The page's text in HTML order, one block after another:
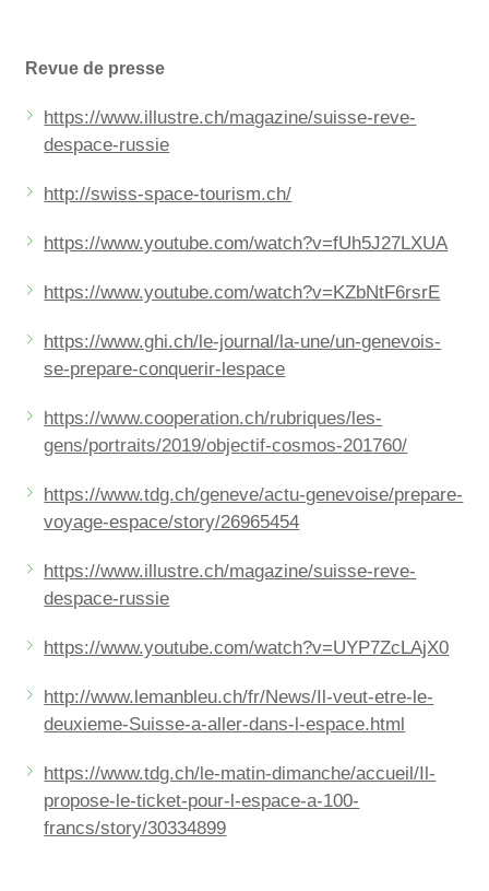
Revue de presse
https://www.illustre.ch/magazine/suisse-reve-
despace-russie
http://swiss-space-tourism.ch/
https://www.youtube.com/watch?v=fUh5J27LXUA
https://www.youtube.com/watch?v=KZbNtF6rsrE
https://www.ghi.ch/le-journal/la-une/un-genevois-
se-prepare-conquerir-lespace
https://www.cooperation.ch/rubriques/les-
gens/portraits/2019/objectif-cosmos-201760/
https://www.tdg.ch/geneve/actu-genevoise/prepare-
voyage-espace/story/26965454
https://www.illustre.ch/magazine/suisse-reve-
despace-russie
https://www.youtube.com/watch?v=UYP7ZcLAjX0
http://www.lemanbleu.ch/fr/News/Il-veut-etre-le-
deuxieme-Suisse-a-aller-dans-l-espace.html
https://www.tdg.ch/le-matin-dimanche/accueil/Il-
propose-le-ticket-pour-l-espace-a-100-
francs/story/30334899